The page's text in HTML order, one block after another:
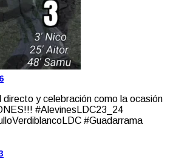
directo y celebración como la ocasión
#AlevinesLDC23_24
#Guadarrama